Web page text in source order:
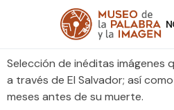
Selección de inéditas imágenes
a través de El Salvador; así
meses antes de su muerte.